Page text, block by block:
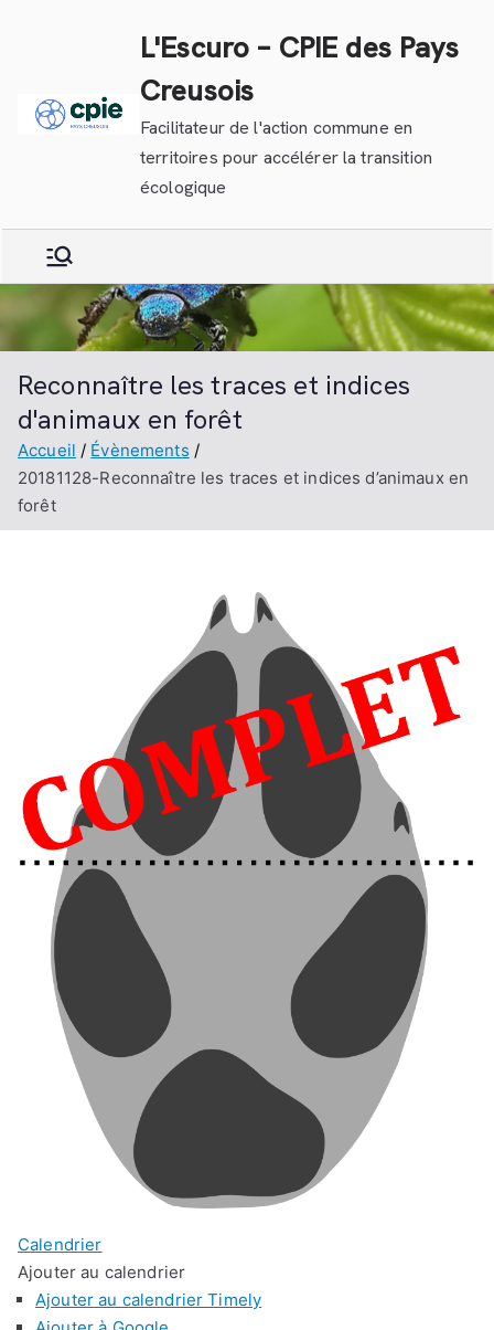
L'Escuro – CPIE des Pays
Creusois
Facilitateur de l'action commune en
territoires pour accélérer la transition
écologique
Reconnaître les traces et indices
d'animaux en forêt
Accueil
Évènements
20181128-Reconnaître les traces et indices d’animaux en
forêt
Calendrier
Ajouter au calendrier
Ajouter au calendrier Timely